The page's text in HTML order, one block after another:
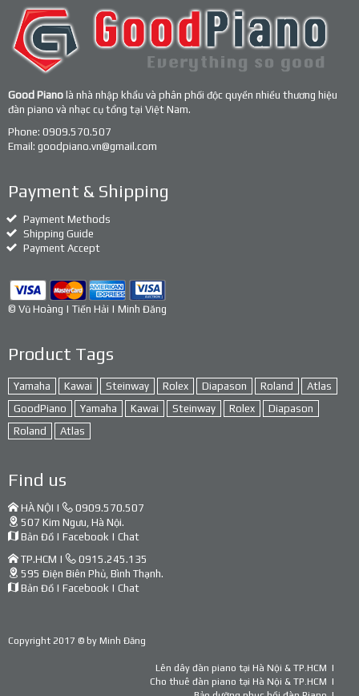
Good Piano là nhà nhập khẩu và phân phối độc quyền nhiều thương hiệu
đàn piano và nhạc cụ tổng tại Việt Nam.
Phone: 0909.570.507
Email: goodpiano.vn@gmail.com
Payment & Shipping
Payment Methods
Shipping Guide
Payment Accept
© Vũ Hoàng | Tiến Hải | Minh Đăng
Product Tags
Yamaha Kawai Steinway Rolex Diapason Roland
Atlas
GoodPiano
Yamaha Kawai Steinway Rolex
Diapason
Roland
Atlas
Find us
HÀ NỘI |
0909.570.507
507 Kim Ngưu, Hà Nội.
Bản Đồ | Facebook | Chat
TP.HCM |
0915.245.135
595 Điện Biên Phủ, Bình Thạnh.
Bản Đồ | Facebook | Chat
Copyright 2017 © by Minh Đăng
Lên dây đàn piano tại Hà Nội & TP.HCM
Cho thuê đàn piano tại Hà Nội & TP.HCM